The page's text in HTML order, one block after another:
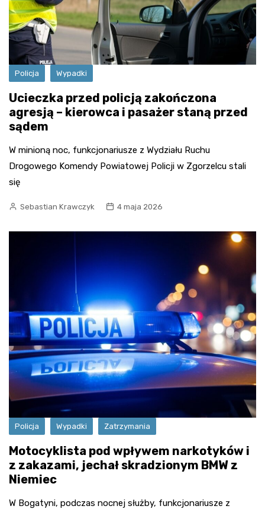
Policja Wypadki
Ucieczka przed policją zakończona
agresją – kierowca i pasażer staną przed
sądem
W minioną noc, funkcjonariusze z Wydziału Ruchu
Drogowego Komendy Powiatowej Policji w Zgorzelcu stali
się
Sebastian Krawczyk 4 maja 2026
Policja Wypadki Zatrzymania
Motocyklista pod wpływem narkotyków i
z zakazami, jechał skradzionym BMW z
Niemiec
W Bogatyni, podczas nocnej służby, funkcjonariusze z